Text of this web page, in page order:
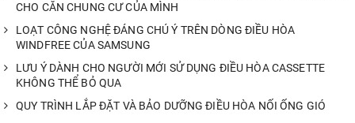
CHO CĂN CHUNG CƯ CỦA MÌNH
LOẠT CÔNG NGHỆ ĐÁNG CHÚ Ý TRÊN DÒNG ĐIỀU HÒA
WINDFREE CỦA SAMSUNG
LƯU Ý DÀNH CHO NGƯỜI MỚI SỬ DỤNG ĐIỀU HÒA CASSETTE
KHÔNG THỂ BỎ QUA
QUY TRÌNH LẮP ĐẶT VÀ BẢO DƯỠNG ĐIỀU HÒA NỐI ỐNG GIÓ